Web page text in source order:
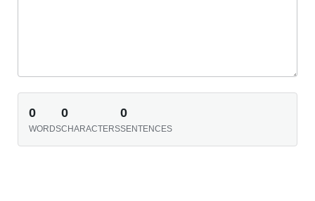
0
WORDS
0
CHARACTERS
0
SENTENCES